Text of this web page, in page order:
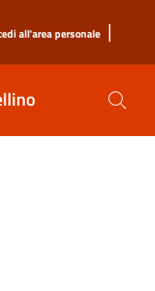
all'area personale |